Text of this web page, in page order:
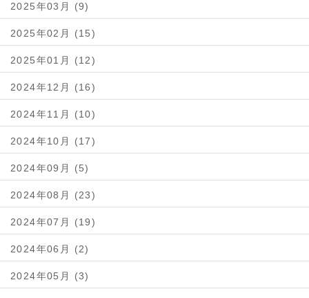
2025年03月 (9)
2025年02月 (15)
2025年01月 (12)
2024年12月 (16)
2024年11月 (10)
2024年10月 (17)
2024年09月 (5)
2024年08月 (23)
2024年07月 (19)
2024年06月 (2)
2024年05月 (3)